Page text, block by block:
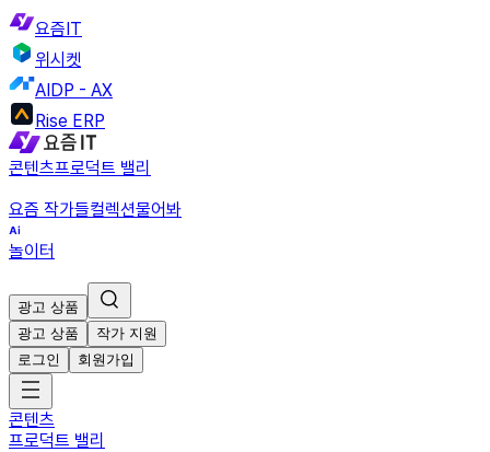
요즘IT
위시켓
AIDP - AX
Rise ERP
콘텐츠프로덕트 밸리
요즘 작가들컬렉션물어봐
놀이터
광고 상품
광고 상품
작가 지원
로그인
회원가입
콘텐츠
프로덕트 밸리